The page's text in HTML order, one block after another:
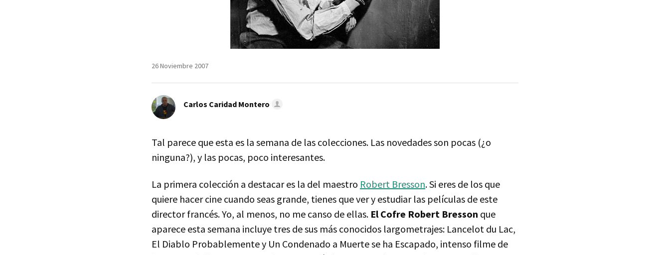
26 Noviembre 2007
Carlos Caridad Montero
Tal parece que esta es la semana de las colecciones. Las novedades son pocas (¿o
ninguna?), y las pocas, poco interesantes.
La primera colección a destacar es la del maestro Robert Bresson. Si eres de los que
quiere hacer cine cuando seas grande, tienes que ver y estudiar las películas de este
director francés. Yo, al menos, no me canso de ellas. El Cofre Robert Bresson que
aparece esta semana incluye tres de sus más conocidos largometrajes: Lancelot du Lac,
El Diablo Probablemente y Un Condenado a Muerte se ha Escapado, intenso filme de